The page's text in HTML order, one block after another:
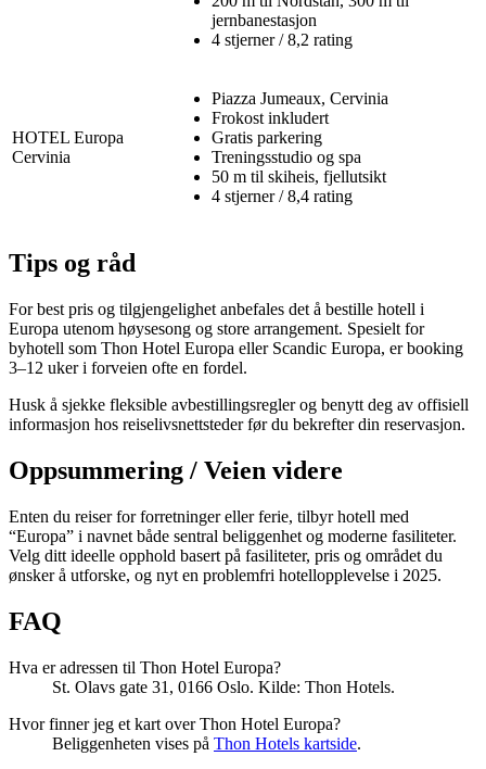
jernbanestasjon
4 stjerner / 8,2 rating
HOTEL Europa
Cervinia
Piazza Jumeaux, Cervinia
Frokost inkludert
Gratis parkering
Treningsstudio og spa
50 m til skiheis, fjellutsikt
4 stjerner / 8,4 rating
Tips og råd
For best pris og tilgjengelighet anbefales det å bestille hotell i
Europa utenom høysesong og store arrangement. Spesielt for
byhotell som Thon Hotel Europa eller Scandic Europa, er booking
3–12 uker i forveien ofte en fordel.
Husk å sjekke fleksible avbestillingsregler og benytt deg av offisiell
informasjon hos reiselivsnettsteder før du bekrefter din reservasjon.
Oppsummering / Veien videre
Enten du reiser for forretninger eller ferie, tilbyr hotell med
“Europa” i navnet både sentral beliggenhet og moderne fasiliteter.
Velg ditt ideelle opphold basert på fasiliteter, pris og området du
ønsker å utforske, og nyt en problemfri hotellopplevelse i 2025.
FAQ
Hva er adressen til Thon Hotel Europa?
St. Olavs gate 31, 0166 Oslo. Kilde: Thon Hotels.
Hvor finner jeg et kart over Thon Hotel Europa?
Beliggenheten vises på Thon Hotels kartside.